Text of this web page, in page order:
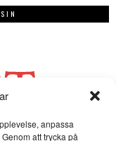
anpassa
att trycka på